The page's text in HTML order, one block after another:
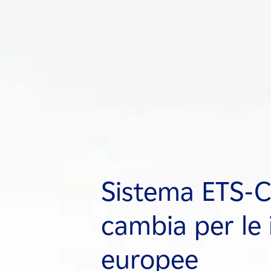
Sistema ETS-
cambia per
europee
Sistema ETS-
cambia per
europee
Sistema ETS-
cambia per
europee